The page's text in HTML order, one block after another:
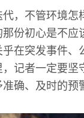
，不管环境怎
份初心是不应
在突发事件、
记者一定要坚
确、及时的预